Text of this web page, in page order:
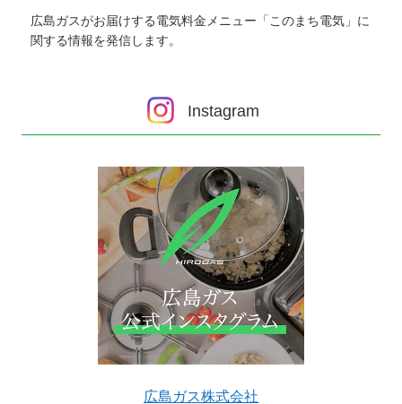
広島ガスがお届けする電気料金メニュー「このまち電気」に
関する情報を発信します。
Instagram
広島ガス株式会社